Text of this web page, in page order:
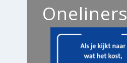
Oneliners